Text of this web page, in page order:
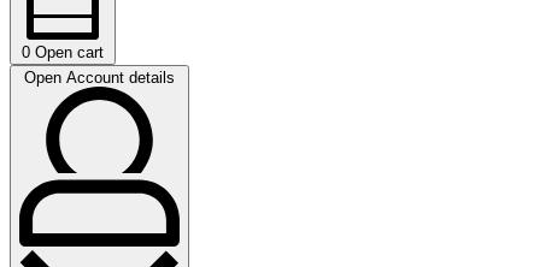
0 Open cart
Open Account details